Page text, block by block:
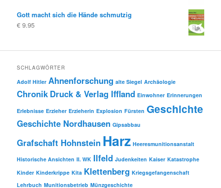
Gott macht sich die Hände schmutzig
€ 9.95
SCHLAGWÖRTER
Adolf Hitler Ahnenforschung alte Siegel Archäologie
Chronik Druck & Verlag Iffland Einwohner Erinnerungen
Erlebnisse Erzieher Erzieherin Explosion Fürsten Geschichte
Geschichte Nordhausen Gipsabbau
Grafschaft Hohnstein Harz Heeresmunitionsanstalt
Historische Ansichten II. WK Ilfeld Judenkeiten Kaiser Katastrophe
Kinder Kinderkrippe Kita Klettenberg Kriegsgefangenschaft
Lehrbuch Munitionsbetrieb Münzgeschichte